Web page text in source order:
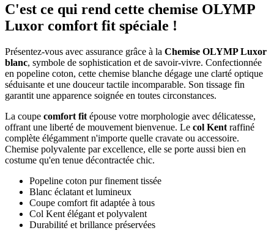
C'est ce qui rend cette chemise OLYMP
Luxor comfort fit spéciale !
Présentez-vous avec assurance grâce à la Chemise OLYMP Luxor
blanc, symbole de sophistication et de savoir-vivre. Confectionnée
en popeline coton, cette chemise blanche dégage une clarté optique
séduisante et une douceur tactile incomparable. Son tissage fin
garantit une apparence soignée en toutes circonstances.
La coupe comfort fit épouse votre morphologie avec délicatesse,
offrant une liberté de mouvement bienvenue. Le col Kent raffiné
complète élégamment n'importe quelle cravate ou accessoire.
Chemise polyvalente par excellence, elle se porte aussi bien en
costume qu'en tenue décontractée chic.
Popeline coton pur finement tissée
Blanc éclatant et lumineux
Coupe comfort fit adaptée à tous
Col Kent élégant et polyvalent
Durabilité et brillance préservées